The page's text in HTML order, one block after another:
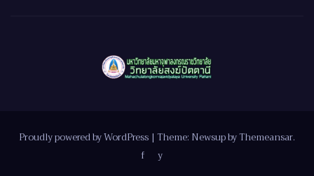
Proudly powered by WordPress | Theme: Newsup byThemeansar.
f
y